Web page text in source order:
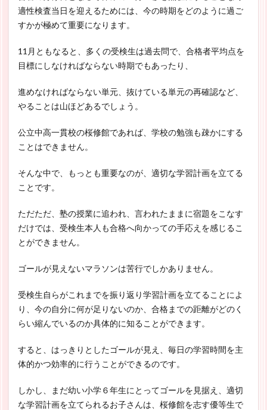
適性検査当日を迎えるためには、今の時期をどのように過ご
すかが極めて重要になります。
11月ともなると、多くの受検生は過去問で、合格者平均点を
目標にしなければならない時期でもあったり、
進めなければならない単元、抜けている単元の再確認など、
やることは山ほどあるでしょう。
公立中高一貫校の桜修館であれば、学校の勉強も疎かにする
ことはできません。
そんな中で、もっとも重要なのが、適切な学習計画を立てる
ことです。
ただただ、塾の授業に追われ、言われたままに宿題をこなす
だけでは、受検生本人も合格へ向かっての手応えを感じるこ
とができません。
ゴールが見えないマラソンは苦行でしかありません。
受検生自らがこれまでを振り返り学習計画を立てることによ
り、今の自分に何が足りないのか、合格までの距離がどのく
らい縮んでいるのか具体的に知ることができます。
すると、はっきりとしたゴールが見え、毎日の学習時間を主
体的かつ効率的に行うことができるのです。
しかし、まだ幼い小学６年生にとってゴールを見据え、適切
な学習計画を立てられるお子さんは、桜修館を志す優等生で